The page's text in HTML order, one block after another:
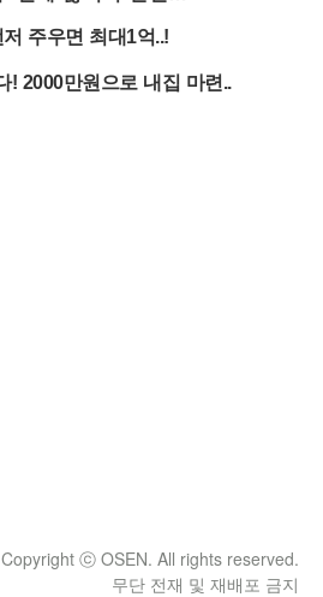
Copyright ⓒ OSEN. All rights reserved.
무단 전재 및 재배포 금지